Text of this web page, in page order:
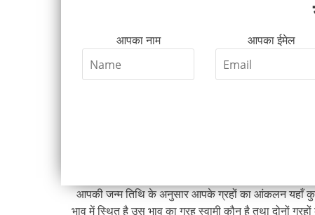
आपका नाम आपका ईमेल
आपकी जन्म तिथि के अनुसार आपके ग्रहों का आंकलन यहाँ कुछ
भाव में स्थित है उस भाव का ग्रह स्वामी कौन है तथा दोनों